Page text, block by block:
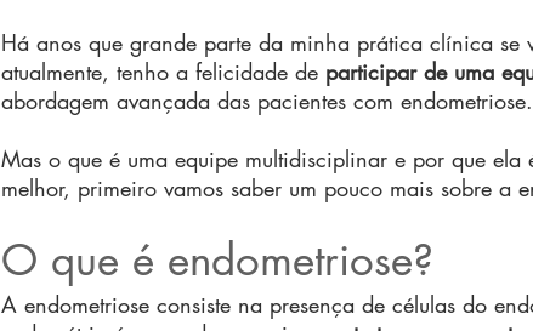
Há anos que grande parte da minha prática clínica se
atualmente, tenho a felicidade de participar de uma
abordagem avançada das pacientes com endometriose.
Mas o que é uma equipe multidisciplinar e por que ela
melhor, primeiro vamos saber um pouco mais sobre a
O que é endometriose?
A endometriose consiste na presença de células do